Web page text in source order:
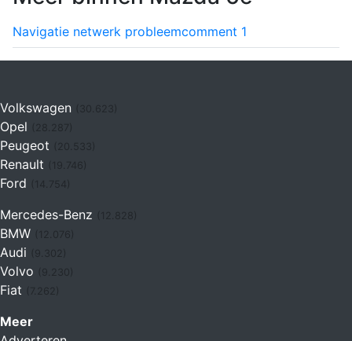
Navigatie netwerk probleemcomment 1
Volkswagen (30.623)
Opel
Peugeot
Renault (19.746)
Ford (14.754)
Mercedes-Benz
BMW (12.076)
Audi
Volvo
Fiat (7.262)
Meer